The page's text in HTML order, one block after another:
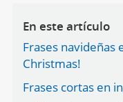
En este artículo
Frases navideñas
Christmas!
Frases cortas en